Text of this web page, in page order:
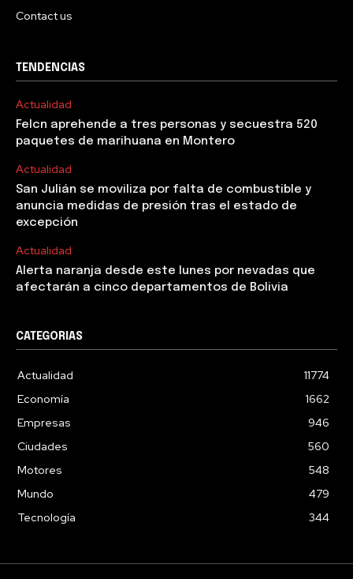
Contact us
TENDENCIAS
Actualidad
Felcn aprehende a tres personas y secuestra 520
paquetes de marihuana en Montero
Actualidad
San Julián se moviliza por falta de combustible y
anuncia medidas de presión tras el estado de
excepción
Actualidad
Alerta naranja desde este lunes por nevadas que
afectarán a cinco departamentos de Bolivia
CATEGORIAS
Actualidad
11774
Economía
1662
Empresas
946
Ciudades
560
Motores
548
Mundo
479
Tecnología
344